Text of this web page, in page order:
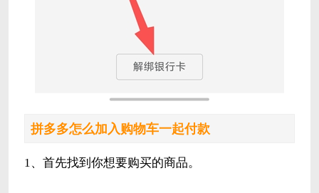
拼多多怎么加入购物车一起付款
1、首先找到你想要购买的商品。